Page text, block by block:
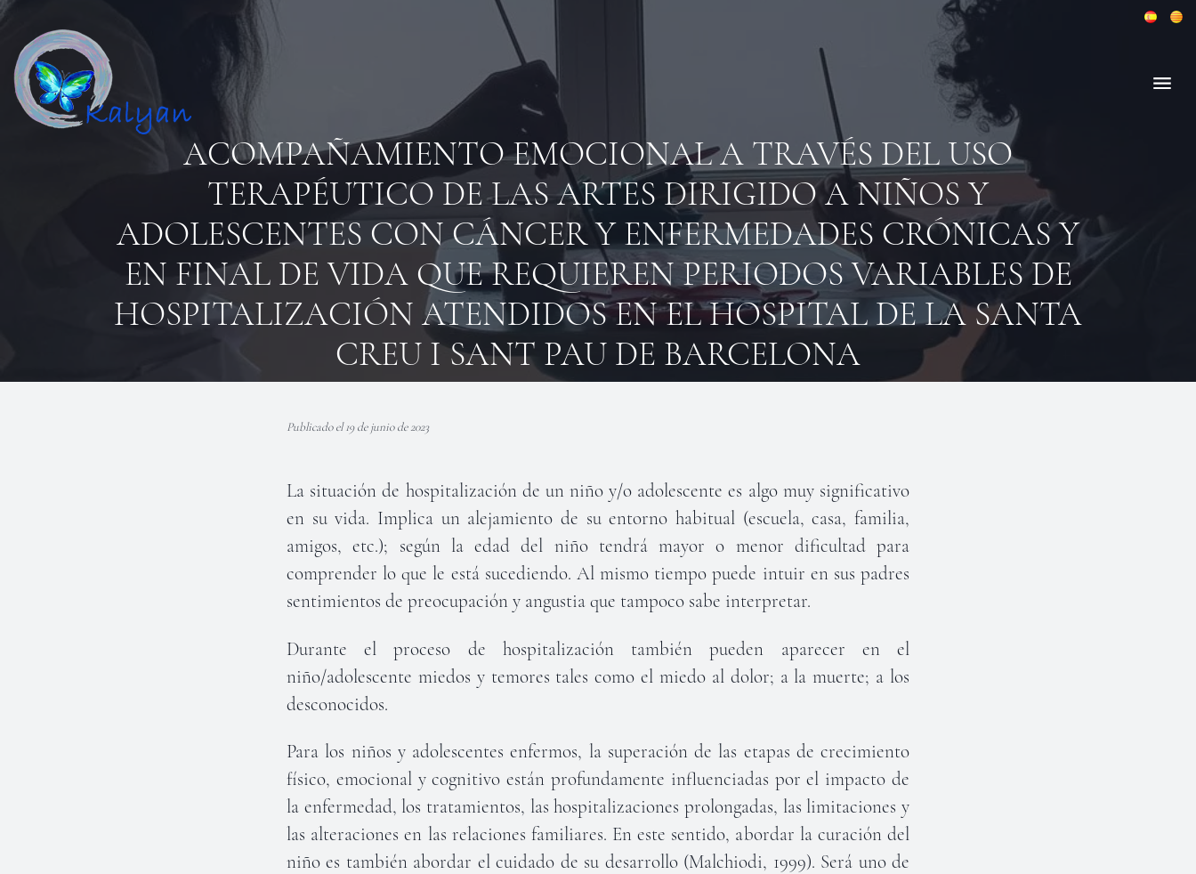
ACOMPAÑAMIENTO EMOCIONAL A TRAVÉS DEL USO
TERAPÉUTICO DE LAS ARTES DIRIGIDO A NIÑOS Y
ADOLESCENTES CON CÁNCER Y ENFERMEDADES CRÓNICAS Y
EN FINAL DE VIDA QUE REQUIEREN PERIODOS VARIABLES DE
HOSPITALIZACIÓN ATENDIDOS EN EL HOSPITAL DE LA SANTA
CREU I SANT PAU DE BARCELONA
Publicado el 19 de junio de 2023
La situación de hospitalización de un niño y/o adolescente es algo muy significativo
en su vida. Implica un alejamiento de su entorno habitual (escuela, casa, familia,
amigos, etc.); según la edad del niño tendrá mayor o menor dificultad para
comprender lo que le está sucediendo. Al mismo tiempo puede intuir en sus padres
sentimientos de preocupación y angustia que tampoco sabe interpretar.
Durante el proceso de hospitalización también pueden aparecer en el
niño/adolescente miedos y temores tales como el miedo al dolor; a la muerte; a los
desconocidos.
Para los niños y adolescentes enfermos, la superación de las etapas de crecimiento
físico, emocional y cognitivo están profundamente influenciadas por el impacto de
la enfermedad, los tratamientos, las hospitalizaciones prolongadas, las limitaciones y
las alteraciones en las relaciones familiares. En este sentido, abordar la curación del
niño es también abordar el cuidado de su desarrollo (Malchiodi, 1999). Será uno de